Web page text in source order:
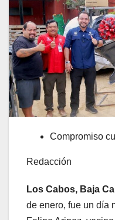
Compromiso
Redacción
Los Cabos, Baja
de enero, fue un día